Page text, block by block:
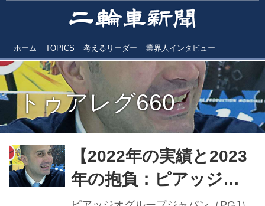
ホーム TOPICS 考えるリーダー 業界人インタビュー
トゥアレグ660
【2022年の実績と2023
年の抱負：ピアッジオ
GJ】 幅広い商品群を武